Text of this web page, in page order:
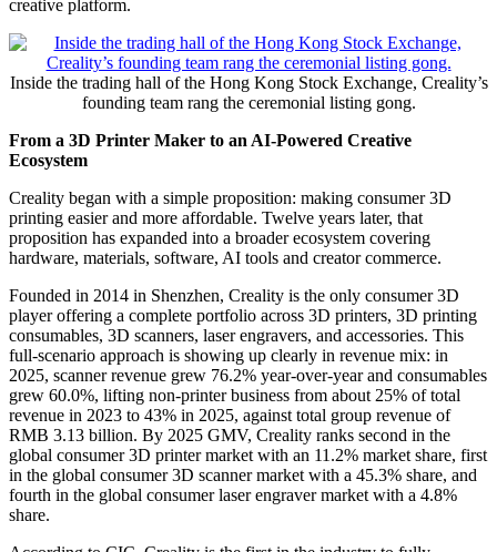
markets milestone.
Shenzhen Creality 3D Technology Co., Ltd. (3388.HK, "Creality"
or the "Company"), the global consumer 3D printing leader,went
public in Hong Kong on May 29, 2026, becoming the first
consumer 3D printing company to debut on the Hong Kong market.
According to the company's announcement, Creality issued
73,427,550 H-shares, raising net proceeds of approximately
HK$1.272 billion. Through this IPO, the Company aims to
accelerate AI integration, deepen its global creator ecosystem, and
evolve from a hardware-led business into a global consumer 3D
creative platform.
Inside the trading hall of the Hong Kong Stock Exchange, Creality’s
founding team rang the ceremonial listing gong.
From a 3D Printer Maker to an AI-Powered Creative
Ecosystem
Creality began with a simple proposition: making consumer 3D
printing easier and more affordable. Twelve years later, that
proposition has expanded into a broader ecosystem covering
hardware, materials, software, AI tools and creator commerce.